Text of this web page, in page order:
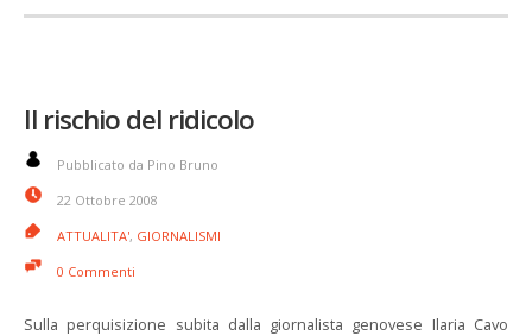
Il rischio del ridicolo
Pubblicato da Pino Bruno
22 Ottobre 2008
ATTUALITA', GIORNALISMI
0 Commenti
Sulla perquisizione subita dalla giornalista genovese Ilaria Cavo